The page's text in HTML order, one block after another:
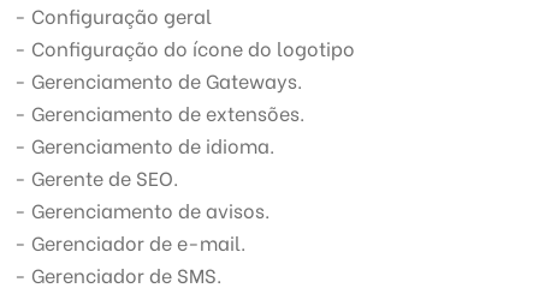
- Configuração geral
- Configuração do ícone do logotipo
- Gerenciamento de Gateways.
- Gerenciamento de extensões.
- Gerenciamento de idioma.
- Gerente de SEO.
- Gerenciamento de avisos.
- Gerenciador de e-mail.
- Gerenciador de SMS.